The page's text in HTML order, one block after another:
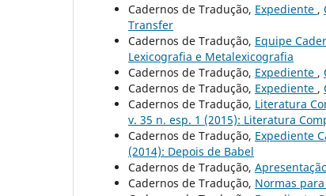
Cadernos de Tradução, Expediente ,
Transfer
Cadernos de Tradução, Equipe
Lexicografia e Metalexicografia
Cadernos de Tradução, Expediente ,
Cadernos de Tradução, Expediente ,
Cadernos de Tradução, Literatura
v. 35 n. esp. 1 (2015): Literatura
Cadernos de Tradução, Expediente
(2014): Depois de Babel
Cadernos de Tradução,
Cadernos de Tradução, Normas